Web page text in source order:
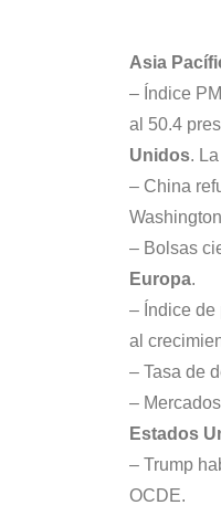
Asia
– Índice
al 50.4
Unidos.
– China
– Bolsas
Europa.
– Índice de
al
– Tasa de
–
Estados
– Trump
OCDE.